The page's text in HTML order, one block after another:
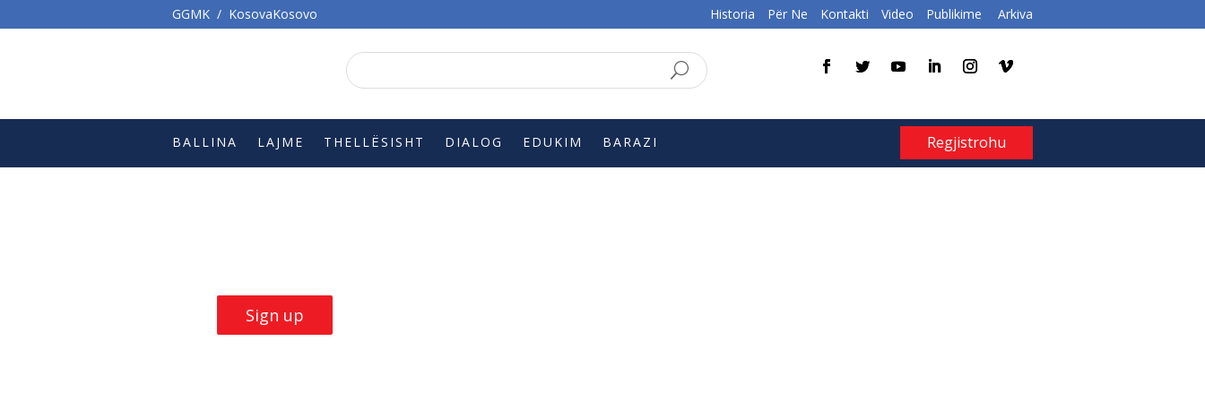
GGMK / KosovaKosovo Historia Për Ne Kontakti Video Publikime Arkiva
BALLINA LAJME THELLËSISHT DIALOG EDUKIM BARAZI Regjistrohu
Sign up